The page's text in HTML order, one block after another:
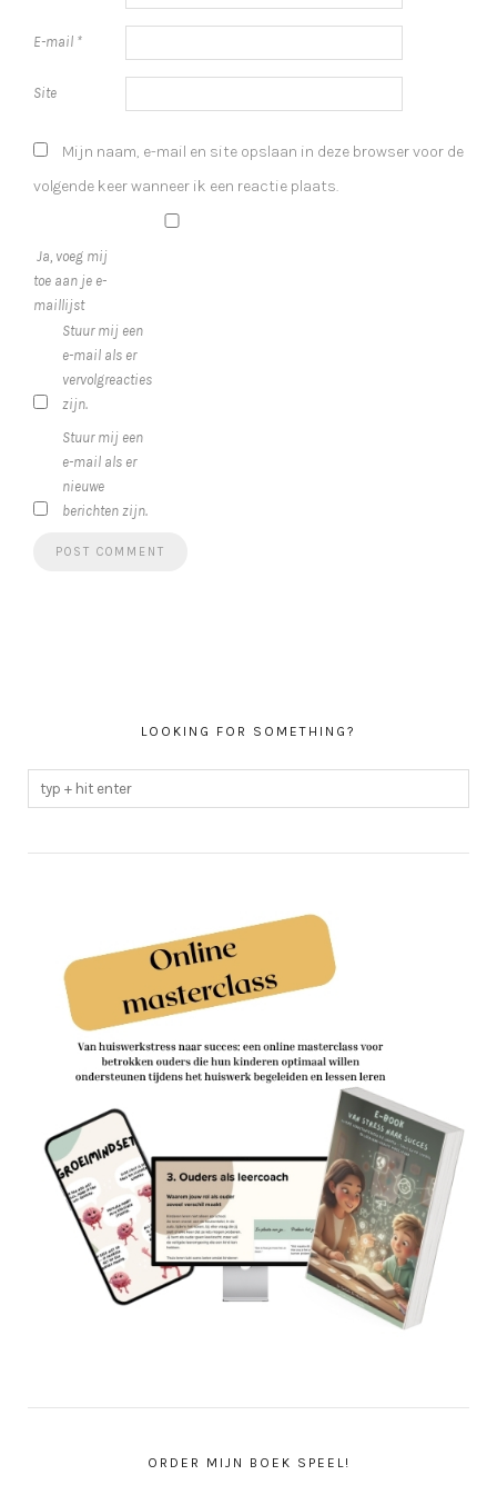
E-mail *
Site
Mijn naam, e-mail en site opslaan in deze browser voor de
volgende keer wanneer ik een reactie plaats.
Ja, voeg mij
toe aan je e-
maillijst
Stuur mij een
e-mail als er
vervolgreacties
zijn.
Stuur mij een
e-mail als er
nieuwe
berichten zijn.
LOOKING FOR SOMETHING?
ORDER MIJN BOEK SPEEL!